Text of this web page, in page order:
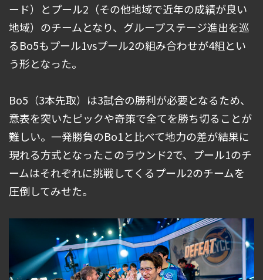
ード）とプール2（その他地域で近年の成績が良い
地域）のチームとなり、グループステージ進出を巡
るBo5もプール1vsプール2の組み合わせが4組とい
う形となった。
Bo5（3本先取）は3試合の勝利が必要となるため、
意表を突いたピックや奇策で全てを勝ち切ることが
難しい。一発勝負のBo1と比べて地力の差が結果に
現れる方式となったこのラウンド2で、プール1のチ
ームはそれぞれに挑戦してくるプール2のチームを
圧倒してみせた。